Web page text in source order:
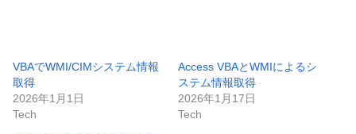
VBAでWMI/CIMシステム情報
取得
2026年1月1日
Tech
Access VBAとWMIによるシ
ステム情報取得
2026年1月17日
Tech